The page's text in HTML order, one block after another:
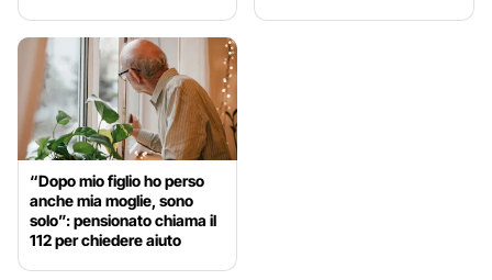
“Dopo mio figlio ho perso
anche mia moglie, sono
solo”: pensionato chiama il
112 per chiedere aiuto